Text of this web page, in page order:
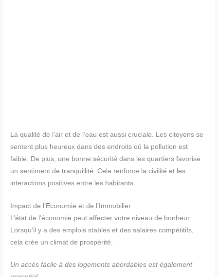
La qualité de l’air et de l’eau est aussi cruciale. Les citoyens se
sentent plus heureux dans des endroits où la pollution est
faible. De plus, une bonne sécurité dans les quartiers favorise
un sentiment de tranquillité. Cela renforce la civilité et les
interactions positives entre les habitants.
Impact de l’Économie et de l’Immobilier
L’état de l’économie peut affecter votre niveau de bonheur.
Lorsqu’il y a des emplois stables et des salaires compétitifs,
cela crée un climat de prospérité.
Un accès facile à des logements abordables est également